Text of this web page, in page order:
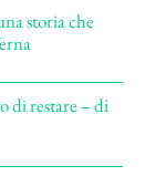
storia che
di restare – di